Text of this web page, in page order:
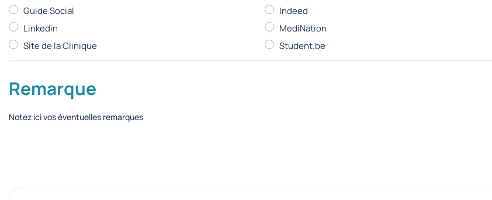
Guide Social
Indeed
Linkedin
MediNation
Site de la Clinique
Student.be
Remarque
Notez ici vos éventuelles remarques